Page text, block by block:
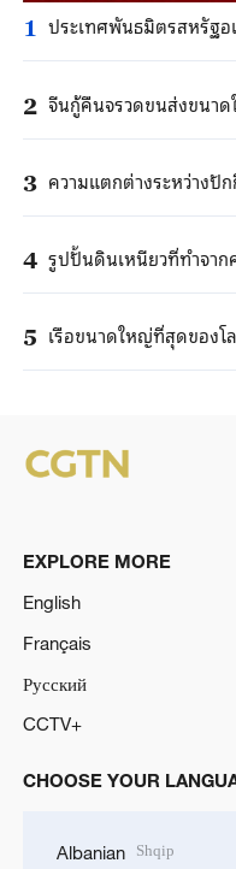
1 ประเทศพันธมิตรสหรัฐอ
2 จีนกู้คืนจรวดขนส่งขนาด
3 ความแตกต่างระหว่างปั
4 รูปปั้นดินเหนียวที่ทำจาก
5 เรือขนาดใหญ่ที่สุดของโ
EXPLORE MORE
English
Français
Русский
CCTV+
CHOOSE YOUR
Albanian Shqip